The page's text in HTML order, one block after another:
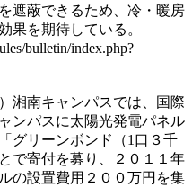
遮蔽できるため、冷・暖房
果を期待している。
bulletin/index.php?
湘南キャンパスでは、国際
ンパスに太陽光発電パネル
グリーンボンド（1口３千
で寄付を募り、２０１１年
の設置費用２００万円を集